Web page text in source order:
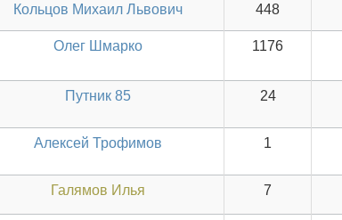
Кольцов Михаил Львович 448
Олег Шмарко 1176
Путник 85 24
Алексей Трофимов 1
Галямов Илья 7